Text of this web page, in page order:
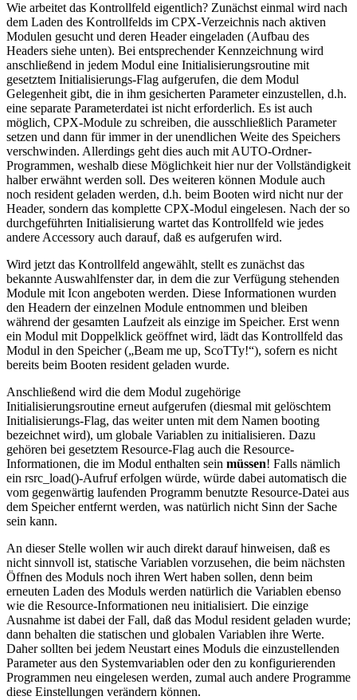
Wie arbeitet das Kontrollfeld eigentlich? Zunächst einmal wird nach
dem Laden des Kontrollfelds im CPX-Verzeichnis nach aktiven
Modulen gesucht und deren Header eingeladen (Aufbau des
Headers siehe unten). Bei entsprechender Kennzeichnung wird
anschließend in jedem Modul eine Initialisierungsroutine mit
gesetztem Initialisierungs-Flag aufgerufen, die dem Modul
Gelegenheit gibt, die in ihm gesicherten Parameter einzustellen, d.h.
eine separate Parameterdatei ist nicht erforderlich. Es ist auch
möglich, CPX-Module zu schreiben, die ausschließlich Parameter
setzen und dann für immer in der unendlichen Weite des Speichers
verschwinden. Allerdings geht dies auch mit AUTO-Ordner-
Programmen, weshalb diese Möglichkeit hier nur der Vollständigkeit
halber erwähnt werden soll. Des weiteren können Module auch
noch resident geladen werden, d.h. beim Booten wird nicht nur der
Header, sondern das komplette CPX-Modul eingelesen. Nach der so
durchgeführten Initialisierung wartet das Kontrollfeld wie jedes
andere Accessory auch darauf, daß es aufgerufen wird.
Wird jetzt das Kontrollfeld angewählt, stellt es zunächst das
bekannte Auswahlfenster dar, in dem die zur Verfügung stehenden
Module mit Icon angeboten werden. Diese Informationen wurden
den Headern der einzelnen Module entnommen und bleiben
während der gesamten Laufzeit als einzige im Speicher. Erst wenn
ein Modul mit Doppelklick geöffnet wird, lädt das Kontrollfeld das
Modul in den Speicher („Beam me up, ScoTTy!“), sofern es nicht
bereits beim Booten resident geladen wurde.
Anschließend wird die dem Modul zugehörige
Initialisierungsroutine erneut aufgerufen (diesmal mit gelöschtem
Initialisierungs-Flag, das weiter unten mit dem Namen booting
bezeichnet wird), um globale Variablen zu initialisieren. Dazu
gehören bei gesetztem Resource-Flag auch die Resource-
Informationen, die im Modul enthalten sein müssen! Falls nämlich
ein rsrc_load()-Aufruf erfolgen würde, würde dabei automatisch die
vom gegenwärtig laufenden Programm benutzte Resource-Datei aus
dem Speicher entfernt werden, was natürlich nicht Sinn der Sache
sein kann.
An dieser Stelle wollen wir auch direkt darauf hinweisen, daß es
nicht sinnvoll ist, statische Variablen vorzusehen, die beim nächsten
Öffnen des Moduls noch ihren Wert haben sollen, denn beim
erneuten Laden des Moduls werden natürlich die Variablen ebenso
wie die Resource-Informationen neu initialisiert. Die einzige
Ausnahme ist dabei der Fall, daß das Modul resident geladen wurde;
dann behalten die statischen und globalen Variablen ihre Werte.
Daher sollten bei jedem Neustart eines Moduls die einzustellenden
Parameter aus den Systemvariablen oder den zu konfigurierenden
Programmen neu eingelesen werden, zumal auch andere Programme
diese Einstellungen verändern können.